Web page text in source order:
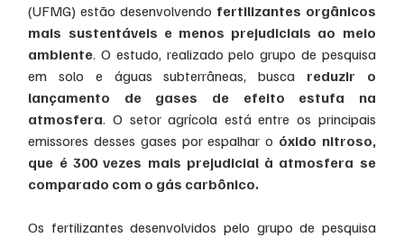
(UFMG) estão desenvolvendo fertilizantes orgânicos
mais sustentáveis e menos prejudiciais ao meio
ambiente. O estudo, realizado pelo grupo de pesquisa
em solo e águas subterrâneas, busca reduzir o
lançamento de gases de efeito estufa na
atmosfera. O setor agrícola está entre os principais
emissores desses gases por espalhar o óxido nitroso,
que é 300 vezes mais prejudicial à atmosfera se
comparado com o gás carbônico.
Os fertilizantes desenvolvidos pelo grupo de pesquisa